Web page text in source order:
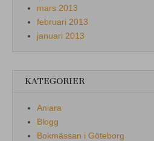
mars 2013
februari 2013
januari 2013
KATEGORIER
Aniara
Blogg
Bokmässan i Göteborg